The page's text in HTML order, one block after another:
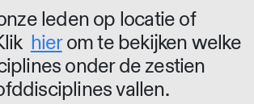
leden op locatie of
hierom te bekijken welke
onder de zestien
vallen.